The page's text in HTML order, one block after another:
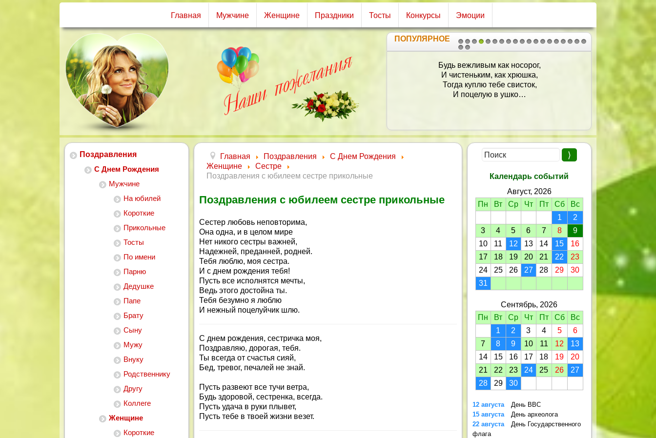
Главная Мужчине Женщине Праздники Тосты Конкурсы Эмоции
1 2
2021
ПОПУЛЯРНОЕ
Будь вежливым как носорог,
И чистеньким, как хрюшка,
Тогда куплю тебе свисток,
И поцелую в ушко…
Поздравления
С Днем Рождения
Мужчине
На юбилей
Короткие
Прикольные
Тосты
По имени
Парню
Дедушке
Папе
Брату
Сыну
Мужу
Внуку
Родственнику
Другу
Коллеге
Женщине
Короткие
Главная Поздравления
С Днем Рождения
Женщине
Сестре
Поздравления с юбилеем сестре прикольные
Поздравления с юбилеем сестре прикольные
Сестер любовь неповторима,
Она одна, и в целом мире
Нет никого сестры важней,
Надежней, преданней, родней.
Тебя люблю, моя сестра.
И с днем рождения тебя!
Пусть все исполнятся мечты,
Ведь этого достойна ты.
Тебя безумно я люблю
И нежный поцелуйчик шлю.
С днем рождения, сестричка моя,
Поздравляю, дорогая, тебя.
Ты всегда от счастья сияй,
Бед, тревог, печалей не знай.
Пусть развеют все тучи ветра,
Будь здоровой, сестренка, всегда.
Пусть удача в руки плывет,
Пусть тебе в твоей жизни везет.
Календарь событий
Август, 2026
Пн
Вт Ср Чт Пт Сб
Вс
1
2
3
4 5 6 7 8
9
10
11 12 13 14 15
16
17
18 19 20 21 22
23
24
25 26 27 28 29
30
31
Сентябрь, 2026
Пн
Вт Ср Чт Пт Сб
Вс
1
2 3 4 5
6
7
8 9 10 11 12
13
14
15 16 17 18 19
20
21
22 23 24 25 26
27
28
29 30
12 августа
День ВВС
15 августа
День археолога
22 августа
День Государственного
флага